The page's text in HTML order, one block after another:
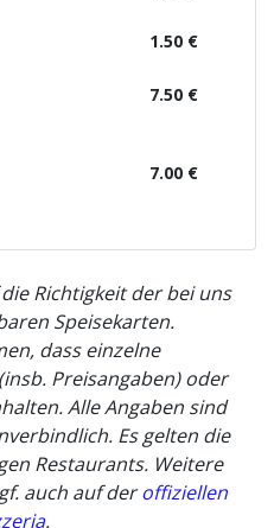
1.50 €
7.50 €
7.00 €
Richtigkeit der bei uns
Speisekarten.
dass einzelne
Preisangaben) oder
Alle Angaben sind
Es gelten die
Restaurants. Weitere
auch auf deroffiziellen
.